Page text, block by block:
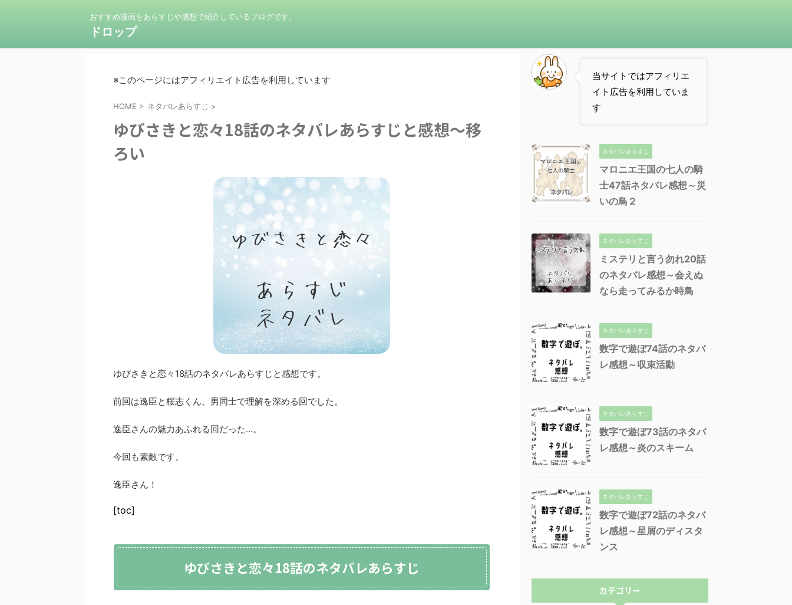
おすすめ漫画をあらすじや感想で紹介しているブログです。
ドロップ
※このページにはアフィリエイト広告を利用しています
HOME > ネタバレあらすじ >
ゆびさきと恋々18話のネタバレあらすじと感想～移
ろい
ゆびさきと恋々18話のネタバレあらすじと感想です。
前回は逸臣と桜志くん、男同士で理解を深める回でした。
逸臣さんの魅力あふれる回だった…。
今回も素敵です。
逸臣さん！
[toc]
ゆびさきと恋々18話のネタバレあらすじ
当サイトではアフィリエ
イト広告を利用していま
す
ネタバレあらすじ
マロニエ王国の七人の騎
士47話ネタバレ感想～災
いの鳥２
ネタバレあらすじ
ミステリと言う勿れ20話
のネタバレ感想～会えぬ
なら走ってみるか時鳥
ネタバレあらすじ
数字で遊ぼ74話のネタバ
レ感想～収束活動
ネタバレあらすじ
数字で遊ぼ73話のネタバ
レ感想～炎のスキーム
ネタバレあらすじ
数字で遊ぼ72話のネタバ
レ感想～星屑のディスタ
ンス
カテゴリー